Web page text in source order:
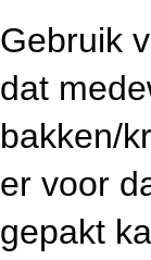
Gebruik
dat
bakken/
er voor
gepakt